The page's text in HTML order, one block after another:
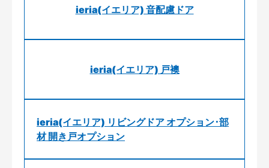
ieria(イエリア) 音配慮ドア
ieria(イエリア) 戸襖
ieria(イエリア) リビングドア オプション･部
材 開き戸オプション